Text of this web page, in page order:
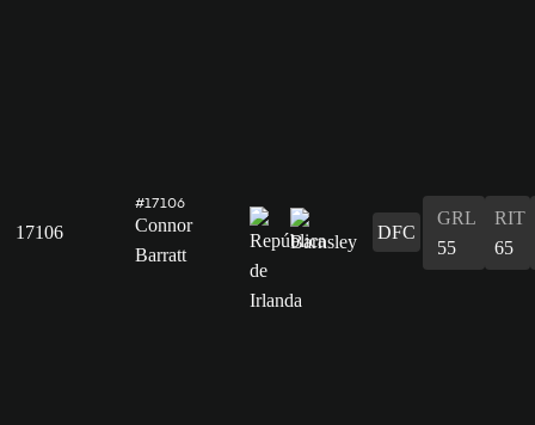
17106
#17106
Connor
Barratt
DFC
GRL
55
RIT
65